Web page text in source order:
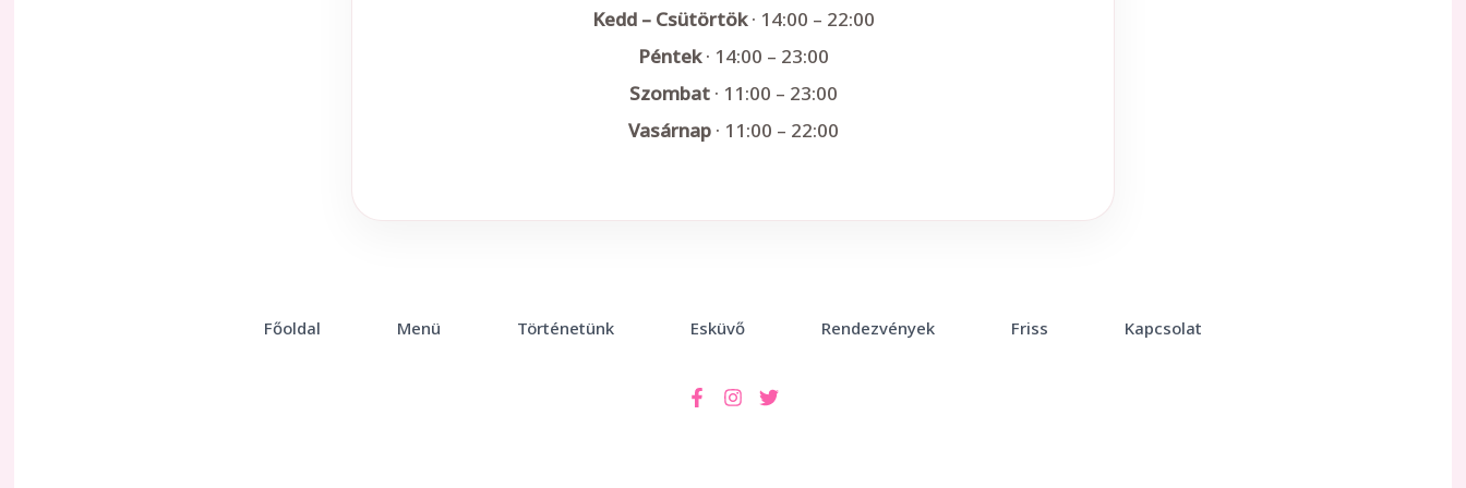
Kedd – Csütörtök· 14:00 – 22:00
Péntek· 14:00 – 23:00
Szombat· 11:00 – 23:00
Vasárnap· 11:00 – 22:00
Főoldal Menü Történetünk Esküvő Rendezvények Friss Kapcsolat